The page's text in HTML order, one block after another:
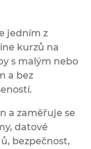
jedním z
kurzů na
s malým nebo
a bez
a zaměřuje se
datové
bezpečnost,